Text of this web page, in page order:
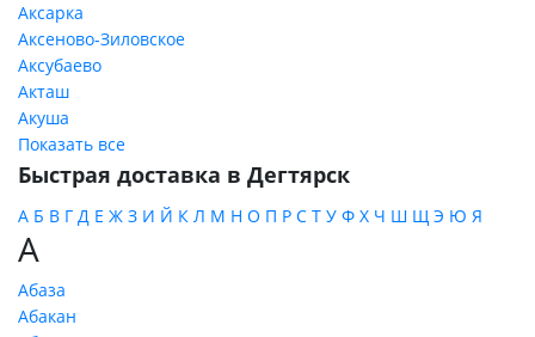
Аксарка
Аксеново-Зиловское
Аксубаево
Акташ
Акуша
Показать все
Быстрая доставка в Дегтярск
А Б В Г Д Е Ж З И Й К Л М Н О П Р С Т У Ф Х Ч Ш Щ Э Ю Я
А
Абаза
Абакан